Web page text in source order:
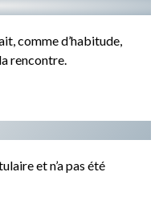
comme d’habitude,
rencontre.
et n’a pas été